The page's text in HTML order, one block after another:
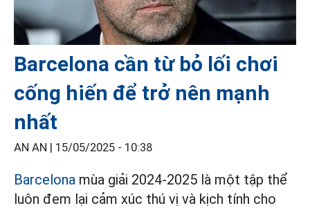
Barcelona cần từ bỏ lối chơi
cống hiến để trở nên mạnh
nhất
AN AN | 15/05/2025 - 10:38
Barcelona mùa giải 2024-2025 là một tập thể
luôn đem lại cảm xúc thú vị và kịch tính cho